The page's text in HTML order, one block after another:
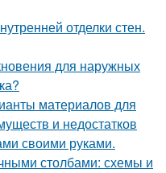
отделки стен.
для наружных
материалов для
и недостатков
своими руками.
столбами: схемы и